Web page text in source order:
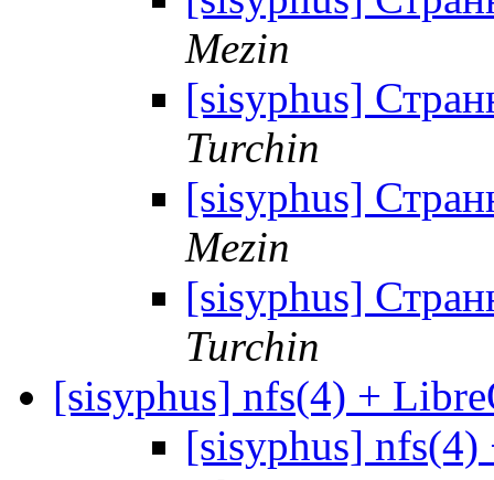
Mezin
[sisyphus]
Turchin
[sisyphus]
Mezin
[sisyphus]
Turchin
[sisyphus] nfs(4) +
[sisyphus]